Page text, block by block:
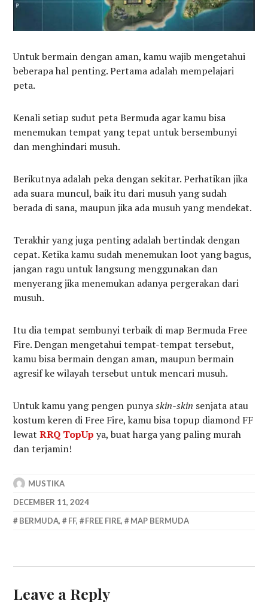
Untuk bermain dengan aman, kamu wajib mengetahui
beberapa hal penting. Pertama adalah mempelajari
peta.
Kenali setiap sudut peta Bermuda agar kamu bisa
menemukan tempat yang tepat untuk bersembunyi
dan menghindari musuh.
Berikutnya adalah peka dengan sekitar. Perhatikan jika
ada suara muncul, baik itu dari musuh yang sudah
berada di sana, maupun jika ada musuh yang mendekat.
Terakhir yang juga penting adalah bertindak dengan
cepat. Ketika kamu sudah menemukan loot yang bagus,
jangan ragu untuk langsung menggunakan dan
menyerang jika menemukan adanya pergerakan dari
musuh.
Itu dia tempat sembunyi terbaik di map Bermuda Free
Fire. Dengan mengetahui tempat-tempat tersebut,
kamu bisa bermain dengan aman, maupun bermain
agresif ke wilayah tersebut untuk mencari musuh.
Untuk kamu yang pengen punyaskin-skin senjata atau
kostum keren di Free Fire, kamu bisa topup diamond FF
lewatRRQ TopUp ya, buat harga yang paling murah
dan terjamin!
MUSTIKA
DECEMBER 11, 2024
BERMUDA, FF, FREE FIRE, MAP BERMUDA
Leave a Reply